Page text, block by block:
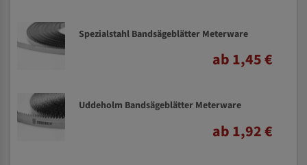
Spezialstahl Bandsägeblätter Meterware
ab 1,45 €
Uddeholm Bandsägeblätter Meterware
ab 1,92 €